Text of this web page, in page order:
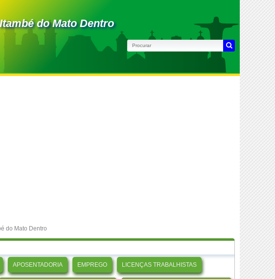
do Mato Dentro
do Mato Dentro
APOSENTADORIA EMPREGO LICENÇAS TRABALHISTAS